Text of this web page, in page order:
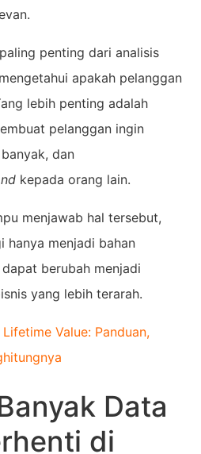
penting dari analisis
apakah pelanggan
lebih penting adalah
pelanggan ingin
dan
kepada orang lain.
menjawab hal tersebut,
hanya menjadi bahan
berubah menjadi
yang lebih terarah.
Value: Panduan,
Data
di